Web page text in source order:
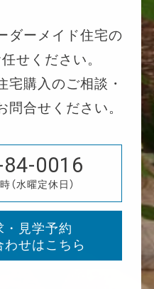
ダーメイド住宅の
せください。
宅購入のご相談・
合せください。
0016
水曜定休日）
・見学予約
わせはこちら